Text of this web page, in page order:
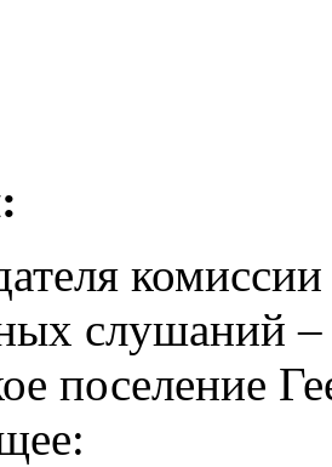
слушаний
поселение